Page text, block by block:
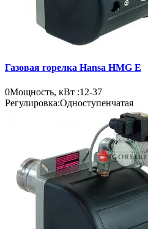
Газовая горелка Hansa HMG E
0Мощность, кВт :12-37
Регулировка:Одноступенчатая